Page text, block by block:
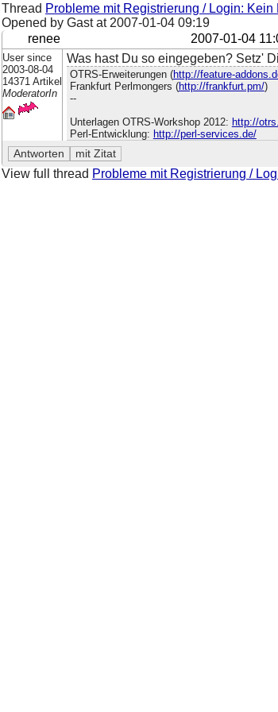
Thread Probleme mit Registrierung / Login:
Opened by Gast at 2007-01-04 09:19
renee
2007-01-04
User since
2003-08-04
14371 Artikel
ModeratorIn
Was hast Du so eingegeben? Setz'
OTRS-Erweiterungen (http://feature-
Frankfurt Perlmongers (http://frankfurt.pm/)
--
Unterlagen OTRS-Workshop 2012: http://
Perl-Entwicklung: http://perl-services.de/
View full thread Probleme mit Registrierung /